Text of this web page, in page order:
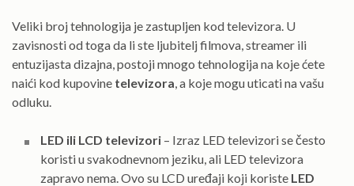
Veliki broj tehnologija je zastupljen kod televizora. U
zavisnosti od toga da li ste ljubitelj filmova, streamer ili
entuzijasta dizajna, postoji mnogo tehnologija na koje ćete
naići kod kupovine televizora, a koje mogu uticati na vašu
odluku.
LED ili LCD televizori – Izraz LED televizori se često
koristi u svakodnevnom jeziku, ali LED televizora
zapravo nema. Ovo su LCD uređaji koji koriste LED